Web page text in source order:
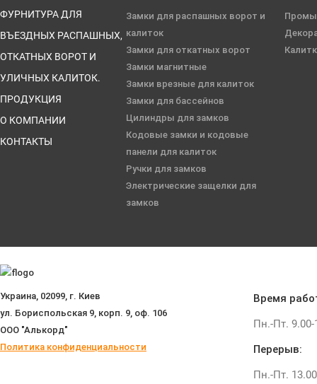
ФУРНИТУРА ДЛЯ
ВЪЕЗДНЫХ РАСПАШНЫХ,
ОТКАТНЫХ ВОРОТ И
УЛИЧНЫХ КАЛИТОК.
ПРОДУКЦИЯ
О КОМПАНИИ
КОНТАКТЫ
Замки для распашных ворот и
калиток
Замки для откатных ворот
Замки магнитные
Замки врезные для калиток
Замки для бассейнов
Цилиндры для замков
Кодовые замки и кодовые
панели для калиток
Ручки для замков
Электрические защелки для
замков
Украина, 02099, г. Киев
ул. Бориспольская 9, корп. 9, оф. 106
ООО "Алькорд"
Политика конфиденциальности
Время
Пн.-Пт. 9.00-
Перерыв:
Пн.-Пт.